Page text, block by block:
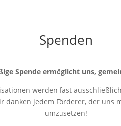
Spenden
Spende ermöglicht uns,
werden fast
jedem Förderer, der
umzusetzen!